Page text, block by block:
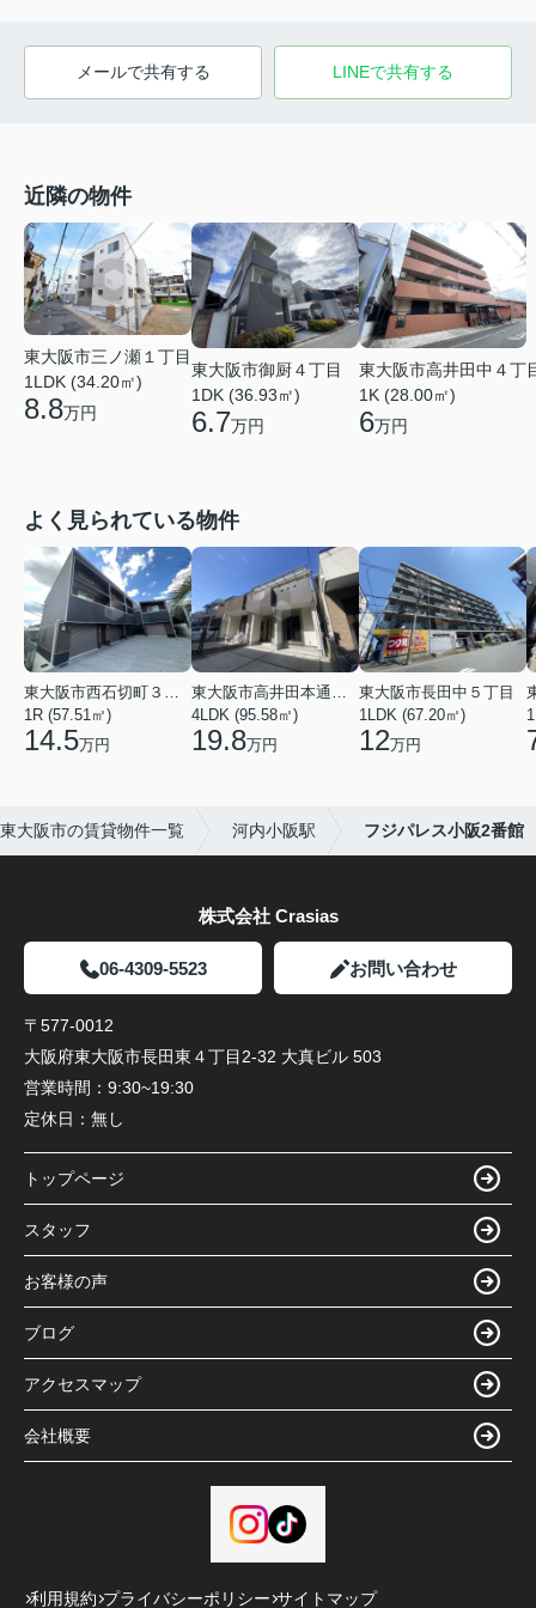
メールで共有する LINEで共有する
近隣の物件
東大阪市三ノ瀬１丁目
1LDK (34.20㎡)
8.8万円
東大阪市御厨４丁目
1DK (36.93㎡)
6.7万円
東大阪市高井田中４丁
1K (28.00㎡)
6万円
よく見られている物件
東大阪市西石切町３丁目
1R (57.51㎡)
14.5万円
東大阪市高井田本通２丁目
4LDK (95.58㎡)
19.8万円
東大阪市長田中５丁目
1LDK (67.20㎡)
12万円
東大阪市の賃貸物件一覧 河内小阪駅 フジパレス小阪2番館
株式会社 Crasias
06-4309-5523 お問い合わせ
〒577-0012
大阪府東大阪市長田東４丁目2-32 大真ビル 503
営業時間： 9:30~19:30
定休日： 無し
トップページ
スタッフ
お客様の声
ブログ
アクセスマップ
会社概要
利用規約 プライバシーポリシー サイトマップ